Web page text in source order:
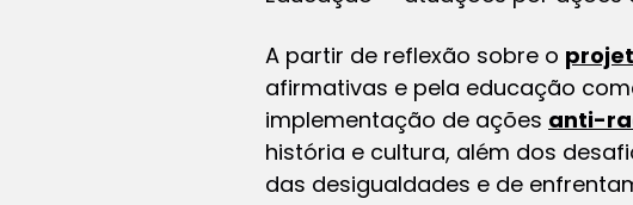
A partir de reflexão sobre o
afirmativas e pela educação
implementação de ações anti-
história e cultura, além dos
das desigualdades e de